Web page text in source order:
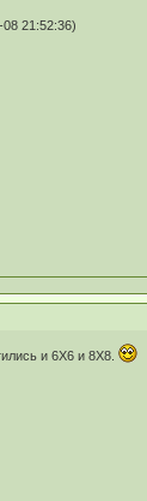
21:52:36)
и 6Х6 и 8Х8.